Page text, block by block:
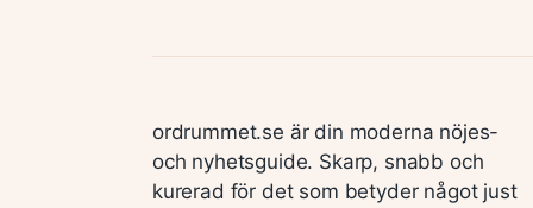
ordrummet.se är din moderna nöjes-
och nyhetsguide. Skarp, snabb och
kurerad för det som betyder något just